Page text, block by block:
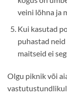
veini lõhna ja
Kui kasutad
puhastad
maitseid ei
Olgu piknik või